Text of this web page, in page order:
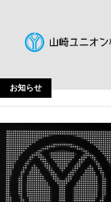
お知らせ